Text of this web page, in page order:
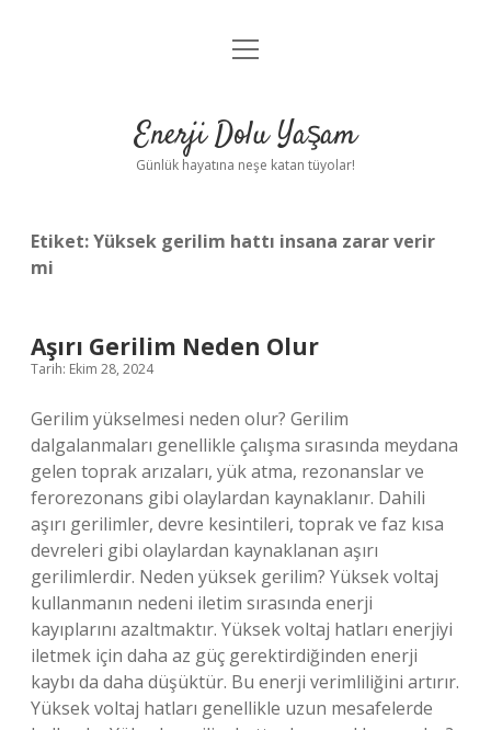
Anasayfa
Yasal Uyarı
menüyü
Enerji Dolu Yaşam
Günlük hayatına neşe katan tüyolar!
Etiket:Yüksek gerilim hattı insana zarar verir
mi
Aşırı Gerilim Neden Olur
Tarih: Ekim 28, 2024
Gerilim yükselmesi neden olur? Gerilim
dalgalanmaları genellikle çalışma sırasında meydana
gelen toprak arızaları, yük atma, rezonanslar ve
ferorezonans gibi olaylardan kaynaklanır. Dahili
aşırı gerilimler, devre kesintileri, toprak ve faz kısa
devreleri gibi olaylardan kaynaklanan aşırı
gerilimlerdir. Neden yüksek gerilim? Yüksek voltaj
kullanmanın nedeni iletim sırasında enerji
kayıplarını azaltmaktır. Yüksek voltaj hatları enerjiyi
iletmek için daha az güç gerektirdiğinden enerji
kaybı da daha düşüktür. Bu enerji verimliliğini artırır.
Yüksek voltaj hatları genellikle uzun mesafelerde